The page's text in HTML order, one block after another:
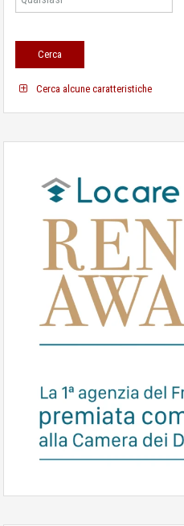
Cerca alcune caratteristiche